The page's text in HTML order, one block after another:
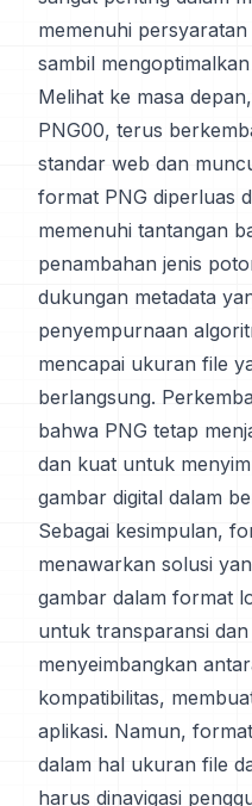
memenuhi
sambil
Melihat ke masa
PNG00, terus
standar web dan
format PNG diperluas
memenuhi tantangan
penambahan jenis
dukungan metadata
penyempurnaan
mencapai ukuran file
berlangsung.
bahwa PNG tetap
dan kuat untuk
gambar digital dalam
Sebagai kesimpulan,
menawarkan solusi
gambar dalam format
untuk transparansi
menyeimbangkan
kompatibilitas,
aplikasi. Namun,
dalam hal ukuran file
harus dinavigasi